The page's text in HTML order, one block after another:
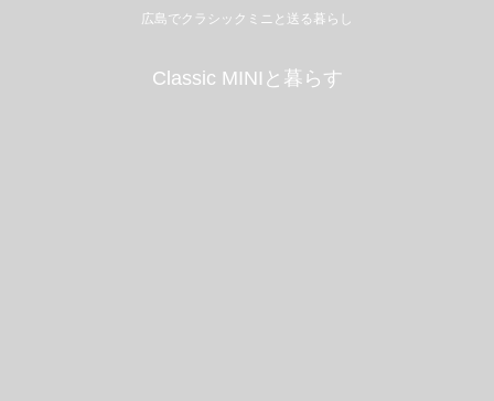
広島でクラシックミニと送る暮らし
Classic MINIと暮らす